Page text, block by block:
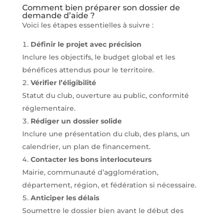
Comment bien préparer son dossier de
demande d’aide ?
Voici les étapes essentielles à suivre :
Définir le projet avec précision
Inclure les objectifs, le budget global et les
bénéfices attendus pour le territoire.
Vérifier l’éligibilité
Statut du club, ouverture au public, conformité
réglementaire.
Rédiger un dossier solide
Inclure une présentation du club, des plans, un
calendrier, un plan de financement.
Contacter les bons interlocuteurs
Mairie, communauté d’agglomération,
département, région, et fédération si nécessaire.
Anticiper les délais
Soumettre le dossier bien avant le début des